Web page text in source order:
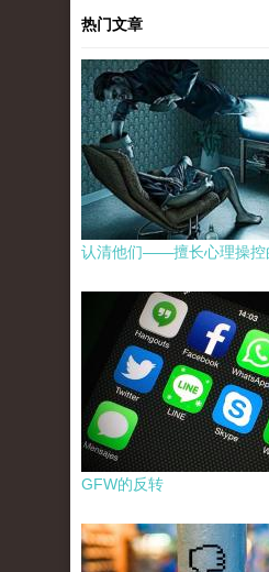
热门文章
认清他们——擅长心理操控
GFW的反转